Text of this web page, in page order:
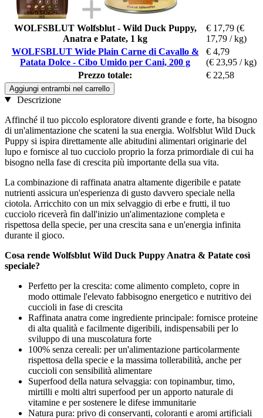
WOLFSBLUT Wolfsblut - Wild Duck Puppy,
Anatra e Patate, 1 kg
€ 17,79 (€
17,79 / kg)
WOLFSBLUT Wide Plain Carne di Cavallo &
Patata Dolce - Cibo Umido per Cani, 200 g
€ 4,79
(€ 23,95 / kg)
Prezzo totale:
€ 22,58
Aggiungi entrambi nel carrello
Descrizione
Affinché il tuo piccolo esploratore diventi grande e forte, ha bisogno
di un'alimentazione che scateni la sua energia. Wolfsblut Wild Duck
Puppy si ispira direttamente alle abitudini alimentari originarie del
lupo e fornisce al tuo cucciolo proprio la forza primordiale di cui ha
bisogno nella fase di crescita più importante della sua vita.
La combinazione di raffinata anatra altamente digeribile e patate
nutrienti assicura un'esperienza di gusto davvero speciale nella
ciotola. Arricchito con un mix selvaggio di erbe e frutti, il tuo
cucciolo riceverà fin dall'inizio un'alimentazione completa e
rispettosa della specie, per una crescita sana e un'energia infinita
durante il gioco.
Cosa rende Wolfsblut Wild Duck Puppy Anatra & Patate così
speciale?
Perfetto per la crescita: come alimento completo, copre in
modo ottimale l'elevato fabbisogno energetico e nutritivo dei
cuccioli in fase di crescita
Raffinata anatra come ingrediente principale: fornisce proteine
di alta qualità e facilmente digeribili, indispensabili per lo
sviluppo di una muscolatura forte
100% senza cereali: per un'alimentazione particolarmente
rispettosa della specie e la massima tollerabilità, anche per
cuccioli con sensibilità alimentare
Superfood della natura selvaggia: con topinambur, timo,
mirtilli e molti altri superfood per un apporto naturale di
vitamine e per sostenere le difese immunitarie
Natura pura: privo di conservanti, coloranti e aromi artificiali